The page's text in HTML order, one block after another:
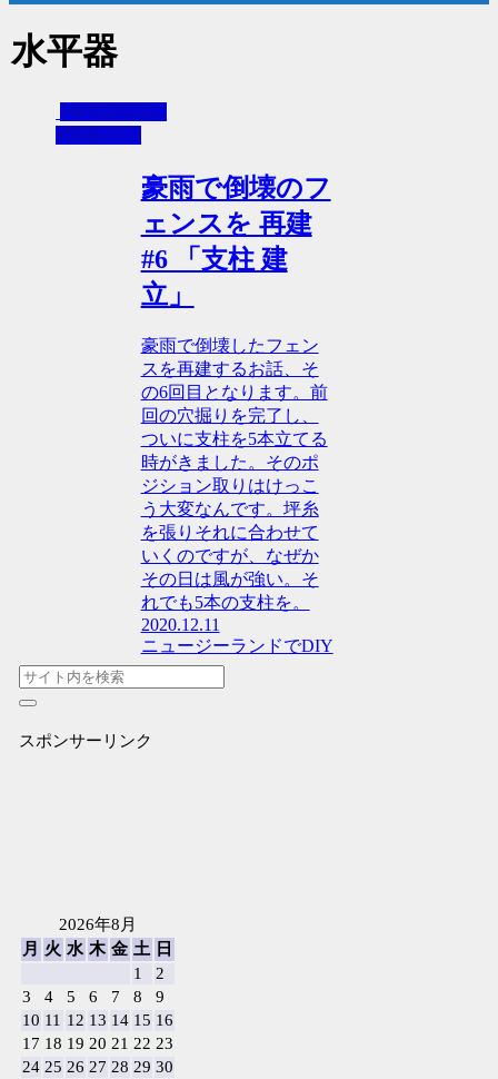
水平器
ニュージーラ
ンドでDIY
豪雨で倒壊のフ
ェンスを 再建
#6 「支柱 建
立」
豪雨で倒壊したフェン
スを再建するお話、そ
の6回目となります。前
回の穴掘りを完了し、
ついに支柱を5本立てる
時がきました。そのポ
ジション取りはけっこ
う大変なんです。坪糸
を張りそれに合わせて
いくのですが、なぜか
その日は風が強い。そ
れでも5本の支柱を。
2020.12.11
ニュージーランドでDIY
スポンサーリンク
2026年8月
月
火 水 木 金 土
日
1
2
3
4 5 6 7 8
9
10 11 12 13 14 15 16
17 18 19 20 21 22 23
24 25 26 27 28 29 30